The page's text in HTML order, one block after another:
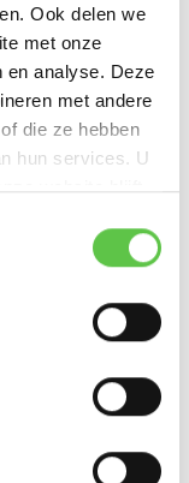
Ook delen we
met onze
en analyse. Deze
met andere
die ze hebben
hun services. U
website blijft